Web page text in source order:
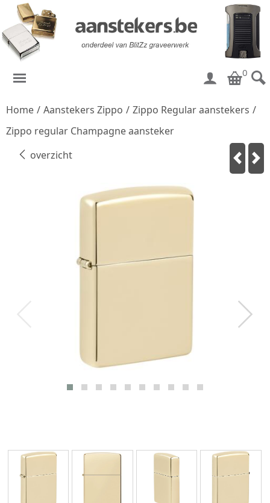
0
Home / Aanstekers Zippo / Zippo Regular aanstekers /
Zippo regular Champagne aansteker
overzicht